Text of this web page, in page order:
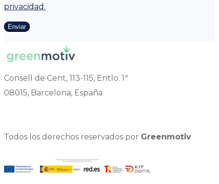
privacidad.
Enviar
Consell de Cent, 113-115, Entlo. 1ª
08015, Barcelona, España
Todos los derechos reservados por Greenmotiv